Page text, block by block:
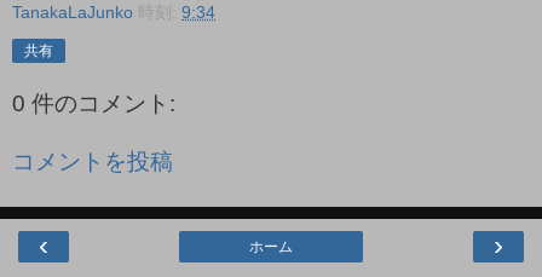
TanakaLaJunko 時刻: 9:34
共有
0 件のコメント:
コメントを投稿
‹ ›
ホーム